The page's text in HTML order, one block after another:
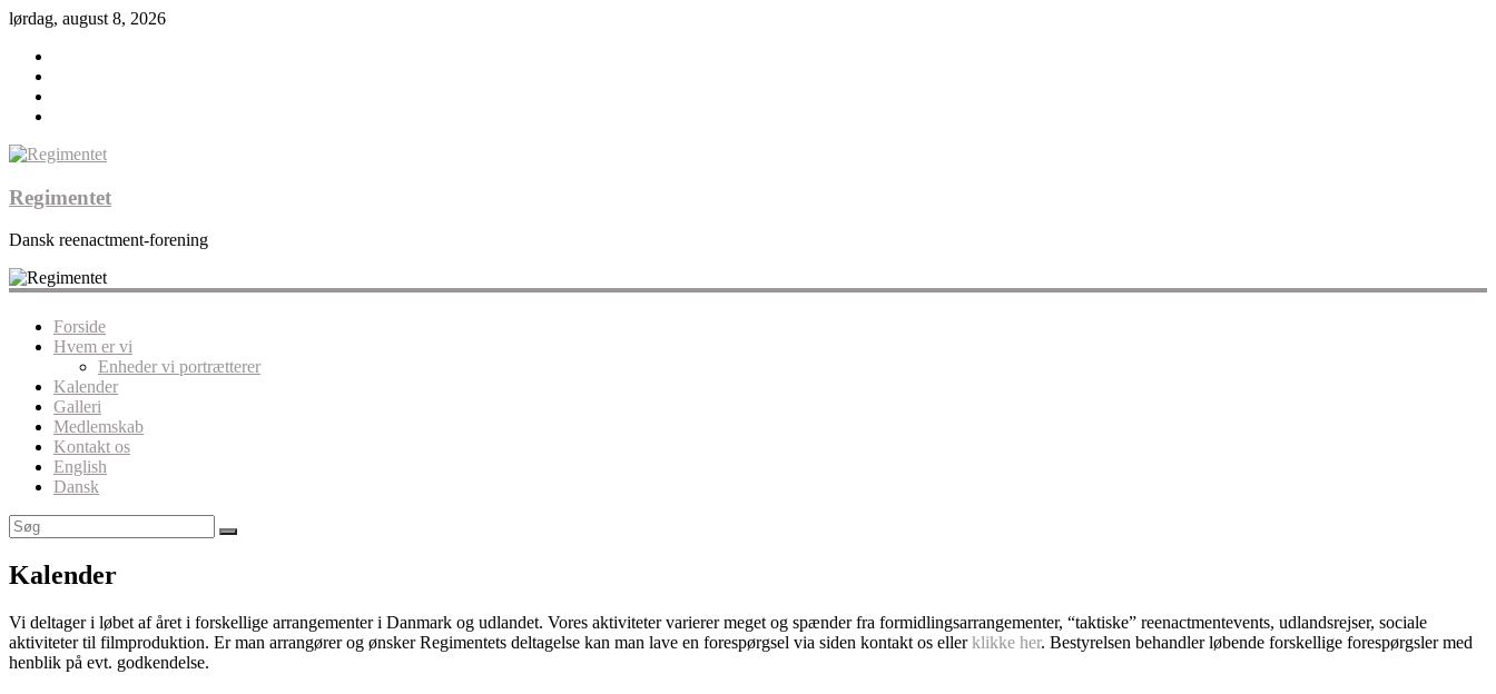
lørdag, august 8, 2026
Regimentet
Dansk reenactment-forening
Forside
Hvem er vi
Enheder vi portrætterer
Kalender
Galleri
Medlemskab
Kontakt os
English
Dansk
Kalender
Vi deltager i løbet af året i forskellige arrangementer i Danmark og udlandet. Vores aktiviteter varierer meget og spænder fra formidlingsarrangementer, “taktiske” reenactmentevents, udlandsrejser, sociale
aktiviteter til filmproduktion. Er man arrangører og ønsker Regimentets deltagelse kan man lave en forespørgsel via siden kontakt os ellerklikke her. Bestyrelsen behandler løbende forskellige forespørgsler med
henblik på evt. godkendelse.